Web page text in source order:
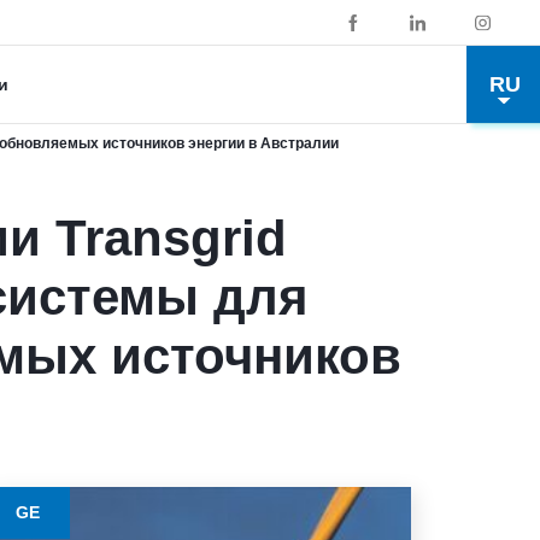
RU
источников энергии в Австралии
Transgrid
для
источников
GE